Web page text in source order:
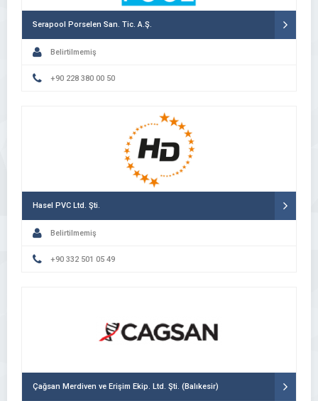
Serapool Porselen San. Tic. A.Ş.
Belirtilmemiş
+90 228 380 00 50
Hasel PVC Ltd. Şti.
Belirtilmemiş
+90 332 501 05 49
Çağsan Merdiven ve Erişim Ekip. Ltd. Şti. (Balıkesir)